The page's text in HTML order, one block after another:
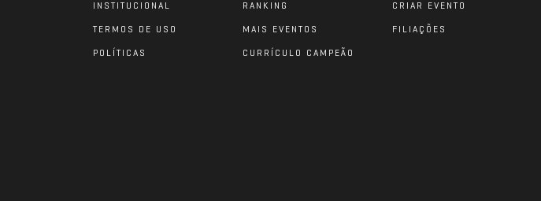
INSTITUCIONAL
TERMOS DE USO
POLÍTICAS
RANKING
MAIS EVENTOS
CURRÍCULO CAMPEÃO
CRIAR EVENTO
FILIAÇÕES